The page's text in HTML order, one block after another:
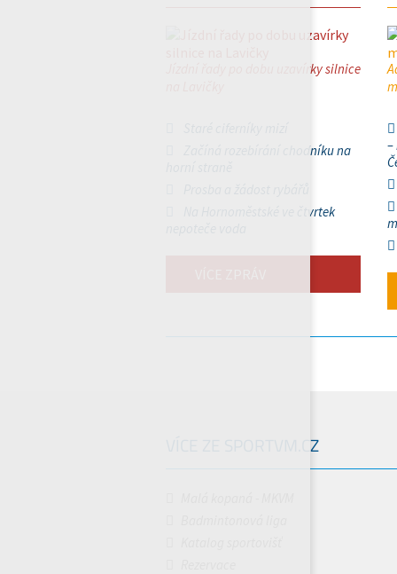
Jízdní řady po dobu uzavírky silnice
Začíná rozebírání chodníku na
Na Hornoměstské ve čtvrtek
–
VÍCE ZE SPORTVM.CZ